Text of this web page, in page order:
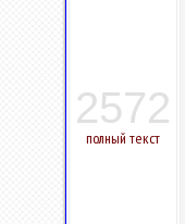
2572
полный текст